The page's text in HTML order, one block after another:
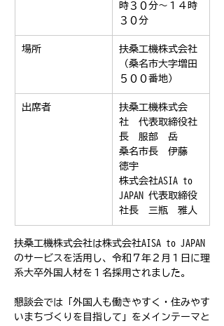
時３０分～１４時
３０分
場所
扶桑工機株式会社
（桑名市大字増田
５００番地）
出席者
扶桑工機株式会
社　代表取締役社
長　服部　岳
桑名市長　伊藤
徳宇
株式会社ASIA to
JAPAN 代表取締役
社長　三瓶　雅人
扶桑工機株式会社は株式会社AISA to JAPAN
のサービスを活用し、令和７年２月１日に理
系大卒外国人材を１名採用されました。
懇談会では「外国人も働きやすく・住みやす
いまちづくりを目指して」をメインテーマと